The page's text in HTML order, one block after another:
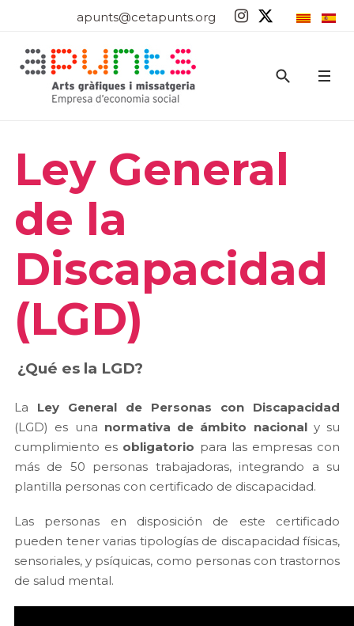
apunts@cetapunts.org
Ley General
de la
Discapacidad
(LGD)
¿Qué es la LGD?
La Ley General de Personas con Discapacidad
(LGD) es una normativa de ámbito nacionaly su
cumplimiento es obligatorio para las empresas con
más de 50 personas trabajadoras, integrando a su
plantilla personas con certificado de discapacidad.
Las personas en disposición de este certificado
pueden tener varias tipologías de discapacidad físicas,
sensoriales, y psíquicas, como personas con trastornos
de salud mental.